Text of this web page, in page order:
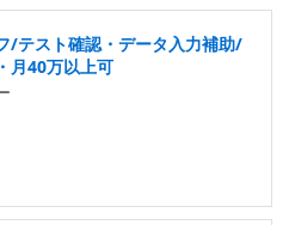
/テスト確認・データ入力補助/
月40万以上可